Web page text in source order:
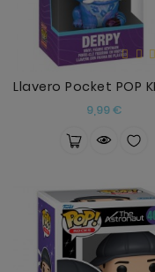
9,99 €Precio